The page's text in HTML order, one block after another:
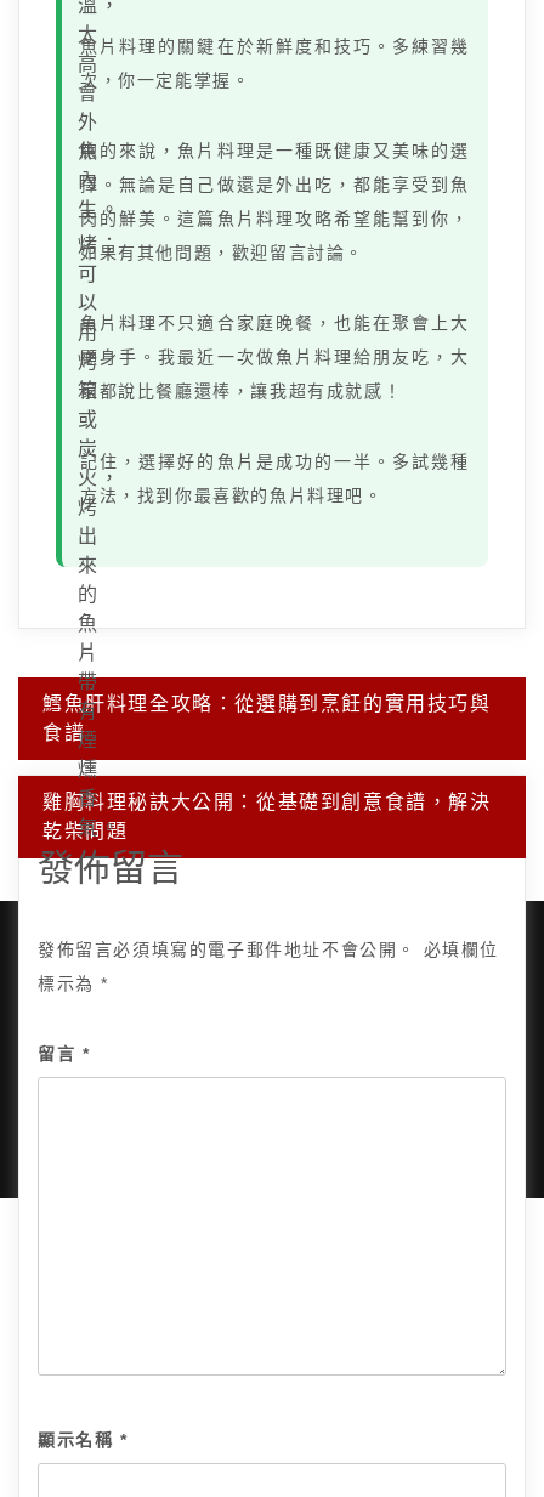
溫，
太
高
會
外
焦
內
生。
烤：
可
以
用
烤
箱
或
炭
火，
烤
出
來
的
魚
片
帶
有
煙
燻
香
氣。
魚片料理的關鍵在於新鮮度和技巧。多練習幾
次，你一定能掌握。
總的來說，魚片料理是一種既健康又美味的選
擇。無論是自己做還是外出吃，都能享受到魚
肉的鮮美。這篇魚片料理攻略希望能幫到你，
如果有其他問題，歡迎留言討論。
魚片料理不只適合家庭晚餐，也能在聚會上大
顯身手。我最近一次做魚片料理給朋友吃，大
家都說比餐廳還棒，讓我超有成就感！
記住，選擇好的魚片是成功的一半。多試幾種
方法，找到你最喜歡的魚片料理吧。
文
章
導
覽
鱈魚肝料理全攻略：從選購到烹飪的實用技巧與
食譜
雞胸料理秘訣大公開：從基礎到創意食譜，解決
乾柴問題
發佈留言
發佈留言必須填寫的電子郵件地址不會公開。
必填欄位
標示為*
留言 *
顯示名稱 *